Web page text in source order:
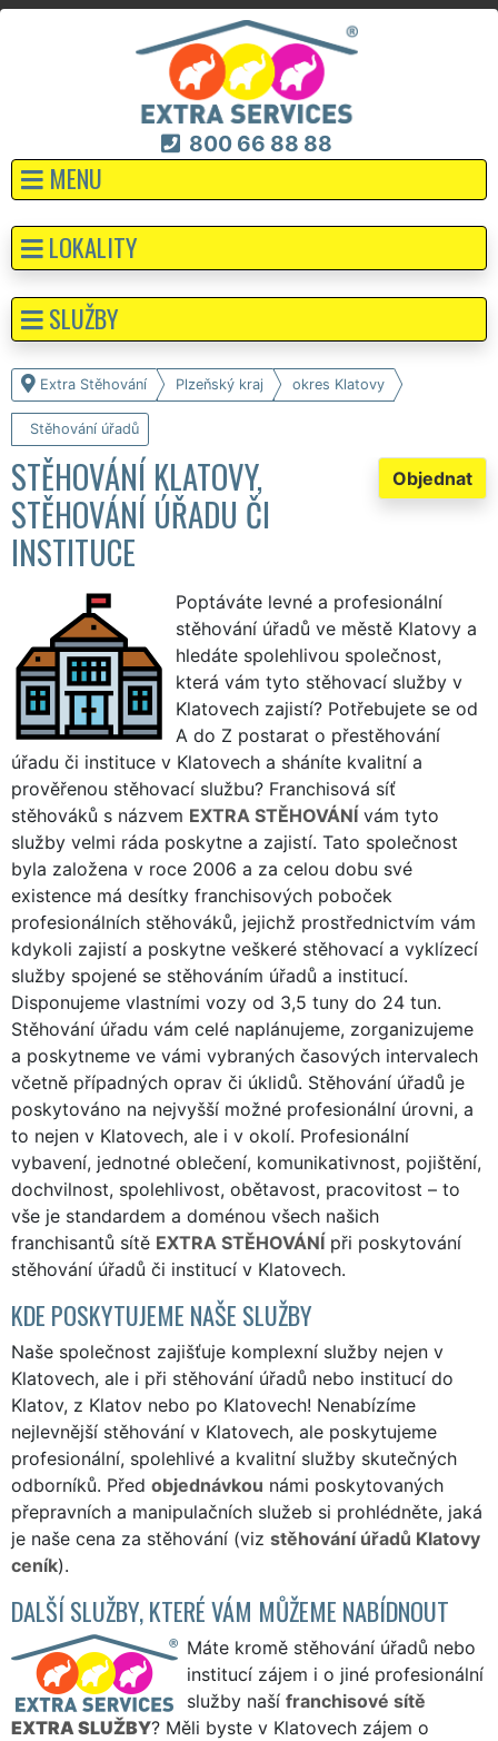
800 66 88 88
MENU
Extra Stěhování Plzeňský kraj okres Klatovy
Stěhování úřadů
Objednat
STĚHOVÁNÍ KLATOVY,
STĚHOVÁNÍ ÚŘADU ČI
INSTITUCE
Poptáváte levné a profesionální
stěhování úřadů ve městě Klatovy a
hledáte spolehlivou společnost,
která vám tyto stěhovací služby v
Klatovech zajistí? Potřebujete se od
A do Z postarat o přestěhování
úřadu či instituce v Klatovech a sháníte kvalitní a
prověřenou stěhovací službu? Franchisová síť
stěhováků s názvem EXTRA STĚHOVÁNÍ vám tyto
služby velmi ráda poskytne a zajistí. Tato společnost
byla založena v roce 2006 a za celou dobu své
existence má desítky franchisových poboček
profesionálních stěhováků, jejichž prostřednictvím vám
kdykoli zajistí a poskytne veškeré stěhovací a vyklízecí
služby spojené se stěhováním úřadů a institucí.
Disponujeme vlastními vozy od 3,5 tuny do 24 tun.
Stěhování úřadu vám celé naplánujeme, zorganizujeme
a poskytneme ve vámi vybraných časových intervalech
včetně případných oprav či úklidů. Stěhování úřadů je
poskytováno na nejvyšší možné profesionální úrovni, a
to nejen v Klatovech, ale i v okolí. Profesionální
vybavení, jednotné oblečení, komunikativnost, pojištění,
dochvilnost, spolehlivost, obětavost, pracovitost – to
vše je standardem a doménou všech našich
franchisantů sítě EXTRA STĚHOVÁNÍ při poskytování
stěhování úřadů či institucí v Klatovech.
KDE POSKYTUJEME NAŠE SLUŽBY
Naše společnost zajišťuje komplexní služby nejen v
Klatovech, ale i při stěhování úřadů nebo institucí do
Klatov, z Klatov nebo po Klatovech! Nenabízíme
nejlevnější stěhování v Klatovech, ale poskytujeme
profesionální, spolehlivé a kvalitní služby skutečných
odborníků. Před objednávkou námi poskytovaných
přepravních a manipulačních služeb si prohlédněte, jaká
je naše cena za stěhování (viz stěhování úřadů Klatovy
ceník).
DALŠÍ SLUŽBY, KTERÉ VÁM MŮŽEME NABÍDNOUT
Máte kromě stěhování úřadů nebo
institucí zájem i o jiné profesionální
služby naší franchisové sítě
EXTRA SLUŽBY? Měli byste v Klatovech zájem o
LOKALITY
SLUŽBY